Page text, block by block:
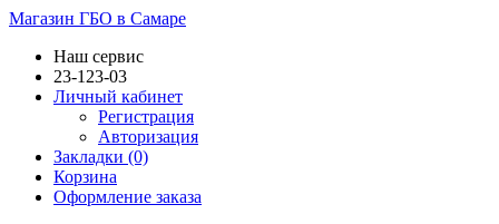
Магазин ГБО в Самаре
Наш сервис
23-123-03
Личный кабинет
Регистрация
Авторизация
Закладки (0)
Корзина
Оформление заказа